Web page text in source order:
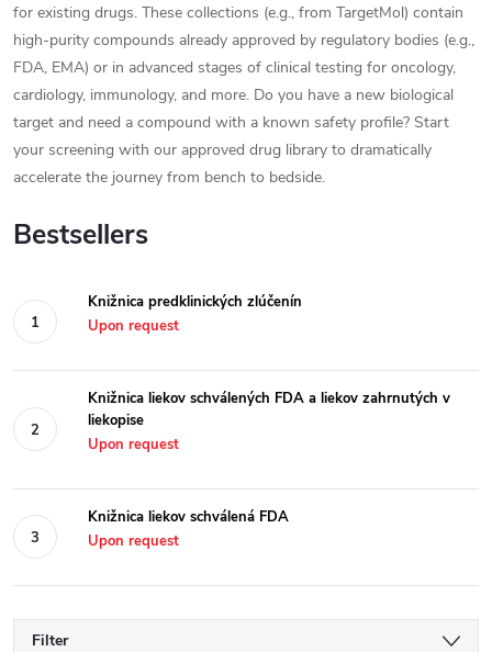
for existing drugs. These collections (e.g., from TargetMol) contain
high-purity compounds already approved by regulatory bodies (e.g.,
FDA, EMA) or in advanced stages of clinical testing for oncology,
cardiology, immunology, and more. Do you have a new biological
target and need a compound with a known safety profile? Start
your screening with our approved drug library to dramatically
accelerate the journey from bench to bedside.
Bestsellers
Knižnica predklinických zlúčenín
Upon request
Knižnica liekov schválených FDA a liekov zahrnutých v
liekopise
Upon request
Knižnica liekov schválená FDA
Upon request
Filter